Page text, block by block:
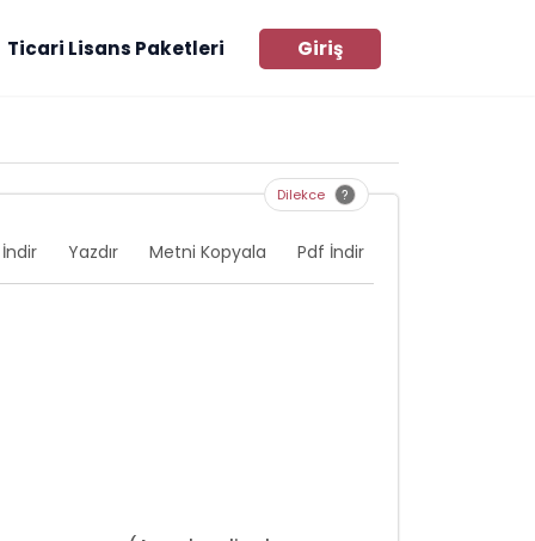
Ticari Lisans Paketleri Giriş
Dilekce
Pdf İndir
Metni Kopyala
Yazdır